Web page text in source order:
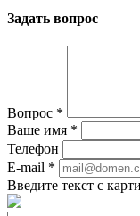
Задать вопрос
Вопрос *
Ваше имя *
Телефон
E-mail *
Введите текст с